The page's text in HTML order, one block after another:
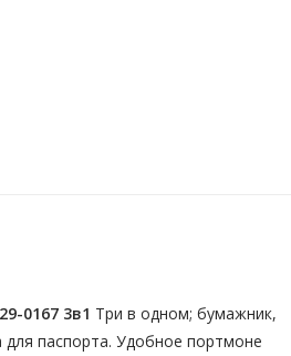
0167 3в1 Три в одном; бумажник,
паспорта. Удобное портмоне